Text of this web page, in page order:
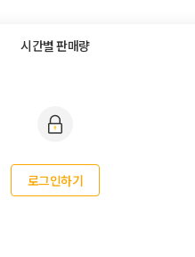
시간별 판매량
로그인하기